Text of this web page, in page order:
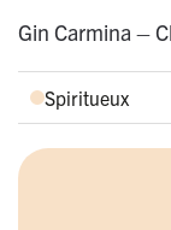
Gin Carmina –
Spiritueux